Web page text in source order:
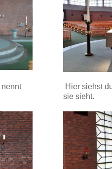
Hier siehst
sie sieht.